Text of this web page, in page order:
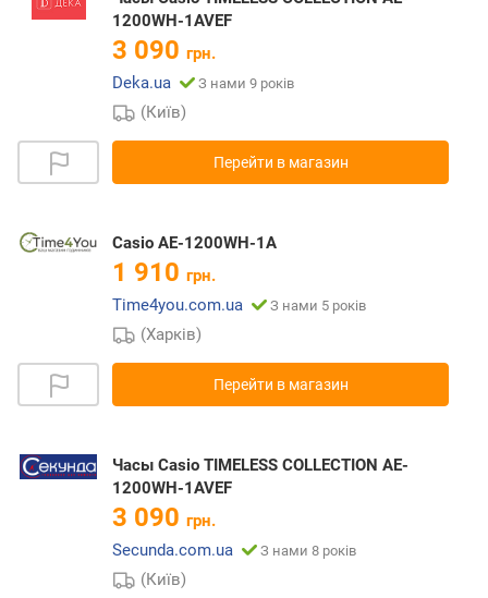
1200WH-1AVEF
3 090 грн.
Deka.ua
З нами 9 років
(Київ)
Перейти в магазин
Casio AE-1200WH-1A
1 910 грн.
Time4you.com.ua
З нами 5 років
(Харків)
Перейти в магазин
Часы Casio TIMELESS COLLECTION AE-
1200WH-1AVEF
3 090 грн.
Secunda.com.ua
З нами 8 років
(Київ)